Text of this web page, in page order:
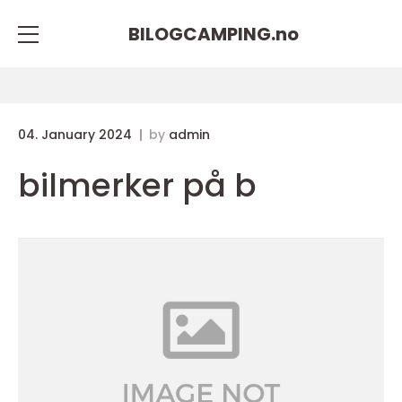
BILOGCAMPING.no
04. January 2024 by admin
bilmerker på b